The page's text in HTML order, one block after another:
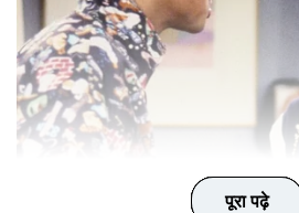
पूरा पढ़े
पूरा पढ़े
पूरा पढ़े
पूरा पढ़े
पूरा पढ़े